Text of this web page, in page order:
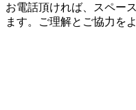
お電話頂ければ、スペー
ます。ご理解とご協力を